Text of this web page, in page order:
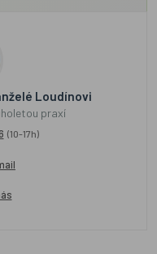
Loudínovi
praxí
(10-17h)